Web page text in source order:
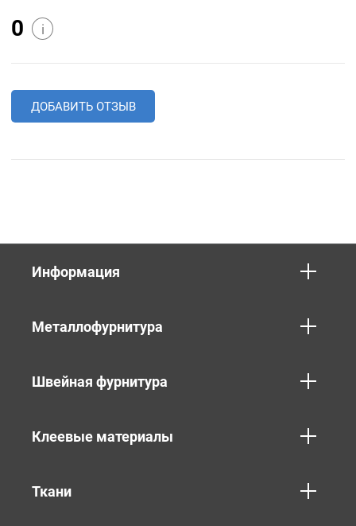
0 i
ДОБАВИТЬ ОТЗЫВ
Информация
Металлофурнитура
Швейная фурнитура
Клеевые материалы
Ткани